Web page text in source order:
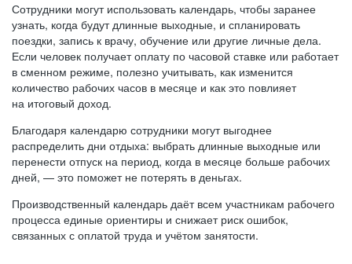
Сотрудники могут использовать календарь, чтобы заранее
узнать, когда будут длинные выходные, и спланировать
поездки, запись к врачу, обучение или другие личные дела.
Если человек получает оплату по часовой ставке или работает
в сменном режиме, полезно учитывать, как изменится
количество рабочих часов в месяце и как это повлияет
на итоговый доход.
Благодаря календарю сотрудники могут выгоднее
распределить дни отдыха: выбрать длинные выходные или
перенести отпуск на период, когда в месяце больше рабочих
дней, — это поможет не потерять в деньгах.
Производственный календарь даёт всем участникам рабочего
процесса единые ориентиры и снижает риск ошибок,
связанных с оплатой труда и учётом занятости.